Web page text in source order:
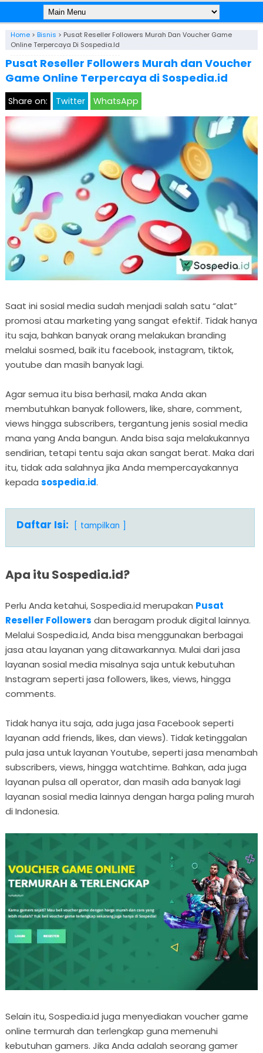
Home> Bisnis > Pusat Reseller Followers Murah Dan Voucher Game
Online Terpercaya Di Sospedia.id
Pusat Reseller Followers Murah dan Voucher
Game Online Terpercaya di Sospedia.id
Share on: Twitter WhatsApp
Saat ini sosial media sudah menjadi salah satu “alat”
promosi atau marketing yang sangat efektif. Tidak hanya
itu saja, bahkan banyak orang melakukan branding
melalui sosmed, baik itu facebook, instagram, tiktok,
youtube dan masih banyak lagi.
Agar semua itu bisa berhasil, maka Anda akan
membutuhkan banyak followers, like, share, comment,
views hingga subscribers, tergantung jenis sosial media
mana yang Anda bangun. Anda bisa saja melakukannya
sendirian, tetapi tentu saja akan sangat berat. Maka dari
itu, tidak ada salahnya jika Anda mempercayakannya
kepada sospedia.id.
Daftar Isi: tampilkan
Apa itu Sospedia.id?
Perlu Anda ketahui, Sospedia.id merupakan Pusat
Reseller Followers dan beragam produk digital lainnya.
Melalui Sospedia.id, Anda bisa menggunakan berbagai
jasa atau layanan yang ditawarkannya. Mulai dari jasa
layanan sosial media misalnya saja untuk kebutuhan
Instagram seperti jasa followers, likes, views, hingga
comments.
Tidak hanya itu saja, ada juga jasa Facebook seperti
layanan add friends, likes, dan views). Tidak ketinggalan
pula jasa untuk layanan Youtube, seperti jasa menambah
subscribers, views, hingga watchtime. Bahkan, ada juga
layanan pulsa all operator, dan masih ada banyak lagi
layanan sosial media lainnya dengan harga paling murah
di Indonesia.
Selain itu, Sospedia.id juga menyediakan voucher game
online termurah dan terlengkap guna memenuhi
kebutuhan gamers. Jika Anda adalah seorang gamer